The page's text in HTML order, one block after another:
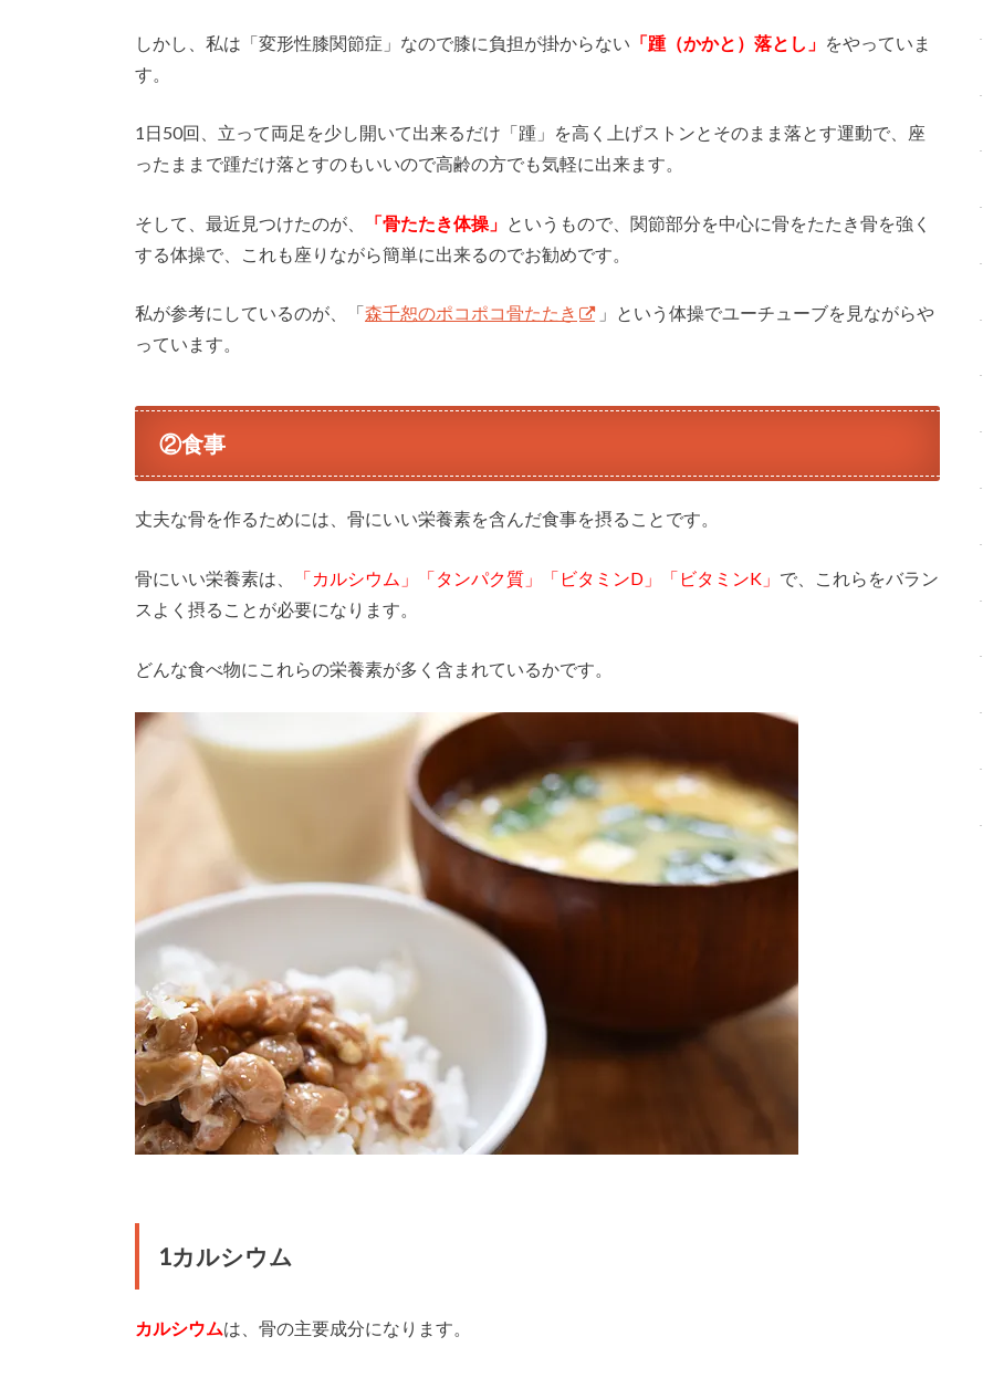
しかし、私は「変形性膝関節症」なので膝に負担が掛からない 「踵（かかと）落とし」 をやっていま
す。
1日50回、立って両足を少し開いて出来るだけ「踵」を高く上げストンとそのまま落とす運動で、座
ったままで踵だけ落とすのもいいので高齢の方でも気軽に出来ます。
そして、最近見つけたのが、 「骨たたき体操」 というもので、関節部分を中心に骨をたたき骨を強く
する体操で、これも座りながら簡単に出来るのでお勧めです。
私が参考にしているのが、「森千恕のポコポコ骨たたき
」という体操でユーチューブを見ながらや
っています。
②食事
丈夫な骨を作るためには、骨にいい栄養素を含んだ食事を摂ることです。
骨にいい栄養素は、 「カルシウム」「タンパク質」「ビタミンD」「ビタミンK」 で、これらをバラン
スよく摂ることが必要になります。
どんな食べ物にこれらの栄養素が多く含まれているかです。
1カルシウム
カルシウムは、骨の主要成分になります。